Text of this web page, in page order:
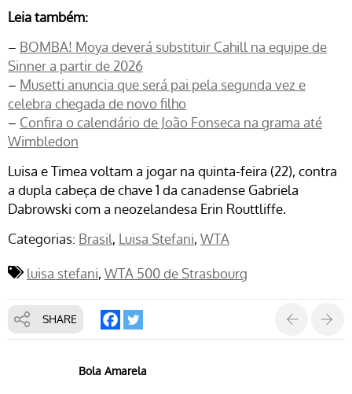
Leia também:
– BOMBA! Moya deverá substituir Cahill na equipe de
Sinner a partir de 2026
– Musetti anuncia que será pai pela segunda vez e
celebra chegada de novo filho
– Confira o calendário de João Fonseca na grama até
Wimbledon
Luisa e Timea voltam a jogar na quinta-feira (22), contra
a dupla cabeça de chave 1 da canadense Gabriela
Dabrowski com a neozelandesa Erin Routtliffe.
Categorias: Brasil Luisa Stefani WTA
luisa stefani WTA 500 de Strasbourg
SHARE
Bola Amarela